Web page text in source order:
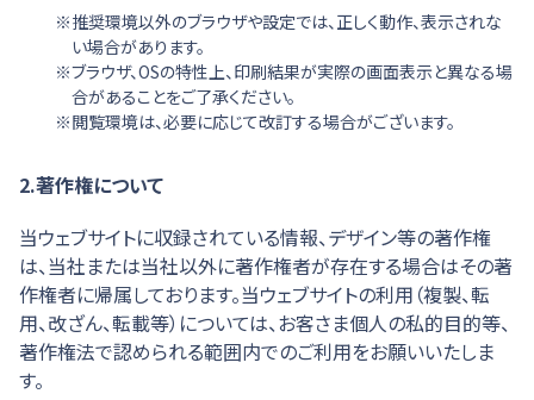
推奨環境以外のブラウザや設定では、正しく動作、表示されな
い場合があります。
ブラウザ、OSの特性上、印刷結果が実際の画面表示と異なる場
合があることをご了承ください。
閲覧環境は、必要に応じて改訂する場合がございます。
2.著作権について
当ウェブサイトに収録されている情報、デザイン等の著作権
は、当社または当社以外に著作権者が存在する場合はその著
作権者に帰属しております。当ウェブサイトの利用（複製、転
用、改ざん、転載等）については、お客さま個人の私的目的等、
著作権法で認められる範囲内でのご利用をお願いいたしま
す。